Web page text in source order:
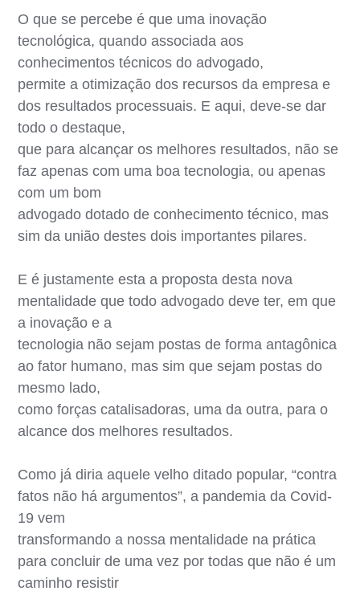
O que se percebe é que uma inovação
tecnológica, quando associada aos
conhecimentos técnicos do advogado,
permite a otimização dos recursos da empresa e
dos resultados processuais. E aqui, deve-se dar
todo o destaque,
que para alcançar os melhores resultados, não se
faz apenas com uma boa tecnologia, ou apenas
com um bom
advogado dotado de conhecimento técnico, mas
sim da união destes dois importantes pilares.
E é justamente esta a proposta desta nova
mentalidade que todo advogado deve ter, em que
a inovação e a
tecnologia não sejam postas de forma antagônica
ao fator humano, mas sim que sejam postas do
mesmo lado,
como forças catalisadoras, uma da outra, para o
alcance dos melhores resultados.
Como já diria aquele velho ditado popular, “contra
fatos não há argumentos”, a pandemia da Covid-
19 vem
transformando a nossa mentalidade na prática
para concluir de uma vez por todas que não é um
caminho resistir